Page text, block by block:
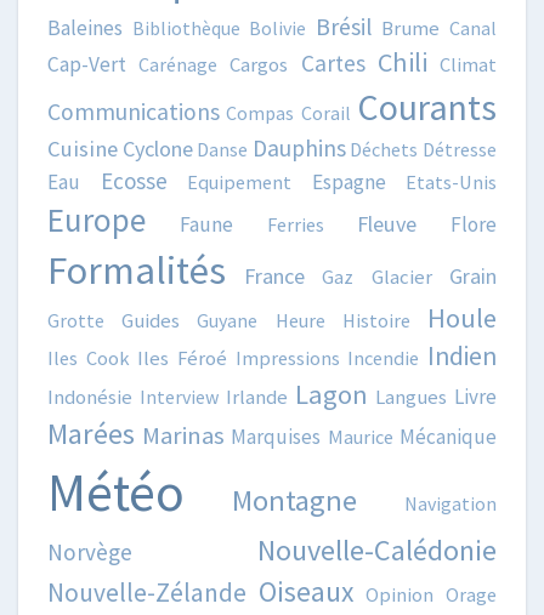
Baleines Bibliothèque Bolivie Brésil Brume Canal
Cap-Vert Carénage Cargos Cartes Chili Climat
Communications Compas Corail Courants
Cuisine Cyclone Danse Dauphins Déchets Détresse
Eau Ecosse Equipement Espagne Etats-Unis
Europe Faune Ferries Fleuve Flore
Formalités France Gaz Glacier Grain
Grotte Guides Guyane Heure Histoire Houle
Iles Cook Iles Féroé Impressions Incendie Indien
Indonésie Interview Irlande Lagon Langues Livre
Marées Marinas Marquises Maurice Mécanique
Météo Montagne Navigation
Norvège Nouvelle-Calédonie
Nouvelle-Zélande Oiseaux Opinion Orage